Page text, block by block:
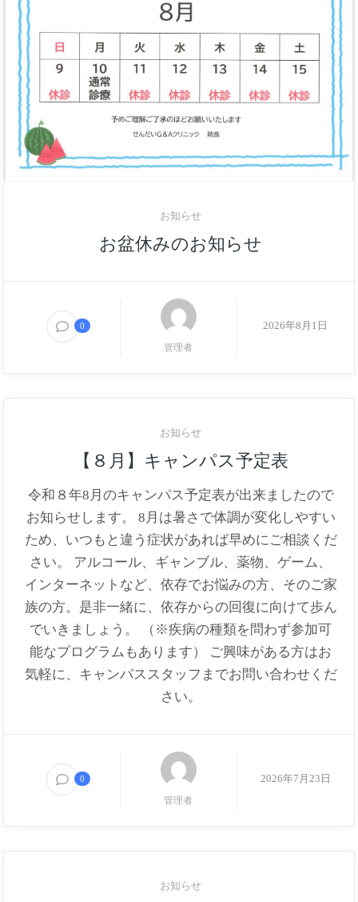
お知らせ
お盆休みのお知らせ
0
管理者
2026年8月1日
お知らせ
【８月】キャンパス予定表
令和８年8月のキャンパス予定表が出来ましたので
お知らせします。 8月は暑さで体調が変化しやすい
ため、いつもと違う症状があれば早めにご相談くだ
さい。 アルコール、ギャンブル、薬物、ゲーム、
インターネットなど、依存でお悩みの方、そのご家
族の方。是非一緒に、依存からの回復に向けて歩ん
でいきましょう。 （※疾病の種類を問わず参加可
能なプログラムもあります） ご興味がある方はお
気軽に、キャンパススタッフまでお問い合わせくだ
さい。
0
管理者
2026年7月23日
お知らせ